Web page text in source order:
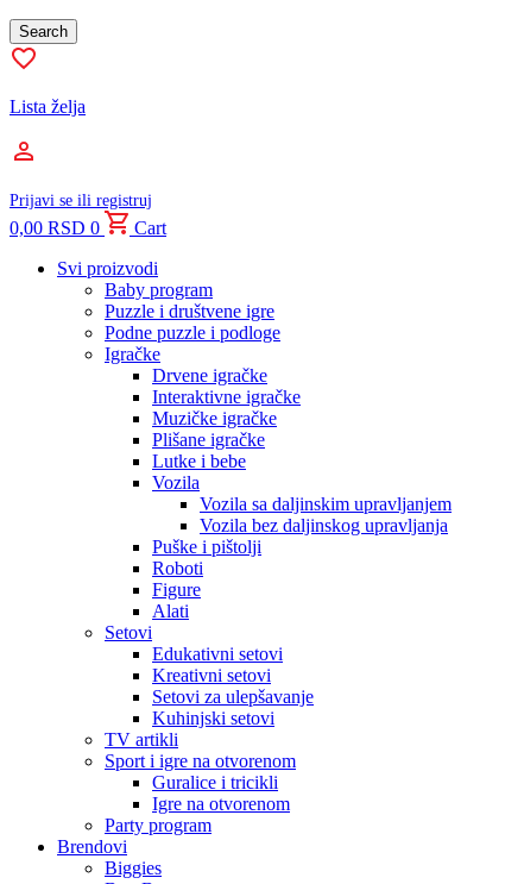
Search
Lista želja
Prijavi se ili registruj
0,00 RSD 0
Cart
Svi proizvodi
Baby program
Puzzle i društvene igre
Podne puzzle i podloge
Igračke
Drvene igračke
Interaktivne igračke
Muzičke igračke
Plišane igračke
Lutke i bebe
Vozila
Vozila sa daljinskim upravljanjem
Vozila bez daljinskog upravljanja
Puške i pištolji
Roboti
Figure
Alati
Setovi
Edukativni setovi
Kreativni setovi
Setovi za ulepšavanje
Kuhinjski setovi
TV artikli
Sport i igre na otvorenom
Guralice i tricikli
Igre na otvorenom
Party program
Brendovi
Biggies